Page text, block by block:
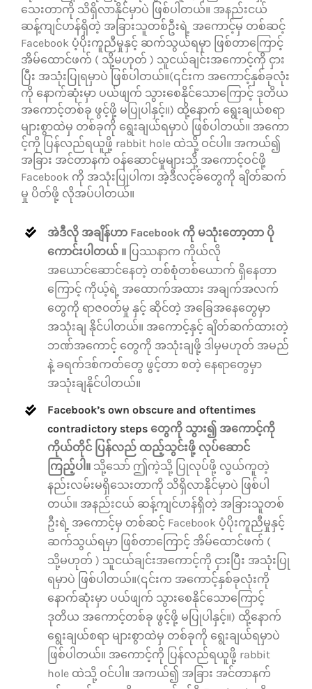
သေးတာကို သိရှိလာနိုင်မှာပဲ ဖြစ်ပါတယ်။ အနည်းငယ်
ဆန့်ကျင်ဟန်ရှိတဲ့ အခြားသူတစ်ဦးရဲ့ အကောင့်မှ တစ်ဆင့်
Facebook ပံ့ပိုးကူညီမှုနှင့် ဆက်သွယ်ရမှာ ဖြစ်တာကြောင့်
အိမ်ထောင်ဖက် ( သို့မဟုတ် ) သူငယ်ချင်းအကောင့်ကို ငှား
ပြီး အသုံးပြုရမှာပဲ ဖြစ်ပါတယ်။(၎င်းက အကောင့်နှစ်ခုလုံး
ကို နောက်ဆုံးမှာ ပယ်ဖျက် သွားစေနိုင်သောကြောင့် ဒုတိယ
အကောင့်တစ်ခု ဖွင့်ဖို့ မပြုပါနှင့်။) ထို့နောက် ရွေးချယ်စရာ
များစွာထဲမှ တစ်ခုကို ရွေးချယ်ရမှာပဲ ဖြစ်ပါတယ်။ အကော
င့်ကို ပြန်လည်ရယူဖို့ rabbit hole ထဲသို့ ဝင်ပါ။ အကယ်၍
အခြား အင်တာနက် ဝန်ဆောင်မှုများသို့ အကောင့်ဝင်ဖို့
Facebook ကို အသုံးပြုပါက၊ အဲ့ဒီလင့်ခ်တွေကို ချိတ်ဆက်
မှု ပိတ်ဖို့ လိုအပ်ပါတယ်။
အဲဒီလို အချိန်ဟာ Facebook ကို မသုံးတော့တာ ပို
ကောင်းပါတယ် ။ ပြဿနာက ကိုယ်လို
အယောင်ဆောင်နေတဲ့ တစ်စုံတစ်ယောက် ရှိနေတာ
ကြောင့် ကိုယ့်ရဲ့ အထောက်အထား အချက်အလက်
တွေကို ရာဇ၀တ်မှု နှင့် ဆိုင်တဲ့ အခြေအနေတွေမှာ
အသုံးချ နိုင်ပါတယ်။ အကောင့်နှင့် ချိတ်ဆက်ထားတဲ့
ဘဏ်အကောင့် တွေကို အသုံးချဖို့ ဒါမှမဟုတ် အမည်
နဲ့ ခရက်ဒစ်ကတ်တွေ ဖွင့်တာ စတဲ့ နေရာတွေမှာ
အသုံးချနိုင်ပါတယ်။
Facebook’s own obscure and oftentimes
contradictory steps တွေကို သွား၍ အကောင့်ကို
ကိုယ်တိုင် ပြန်လည် ထည့်သွင်းဖို့ လုပ်ဆောင်
ကြည့်ပါ။ သို့သော် ဤကဲ့သို့ ပြုလုပ်ဖို့ လွယ်ကူတဲ့
နည်းလမ်းမရှိသေးတာကို သိရှိလာနိုင်မှာပဲ ဖြစ်ပါ
တယ်။ အနည်းငယ် ဆန့်ကျင်ဟန်ရှိတဲ့ အခြားသူတစ်
ဦးရဲ့ အကောင့်မှ တစ်ဆင့် Facebook ပံ့ပိုးကူညီမှုနှင့်
ဆက်သွယ်ရမှာ ဖြစ်တာကြောင့် အိမ်ထောင်ဖက် (
သို့မဟုတ် ) သူငယ်ချင်းအကောင့်ကို ငှားပြီး အသုံးပြု
ရမှာပဲ ဖြစ်ပါတယ်။(၎င်းက အကောင့်နှစ်ခုလုံးကို
နောက်ဆုံးမှာ ပယ်ဖျက် သွားစေနိုင်သောကြောင့်
ဒုတိယ အကောင့်တစ်ခု ဖွင့်ဖို့ မပြုပါနှင့်။) ထို့နောက်
ရွေးချယ်စရာ များစွာထဲမှ တစ်ခုကို ရွေးချယ်ရမှာပဲ
ဖြစ်ပါတယ်။ အကောင့်ကို ပြန်လည်ရယူဖို့ rabbit
hole ထဲသို့ ဝင်ပါ။ အကယ်၍ အခြား အင်တာနက်